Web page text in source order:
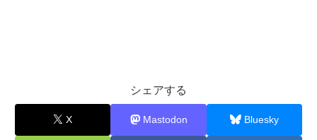
シェアする
X Mastodon Bluesky